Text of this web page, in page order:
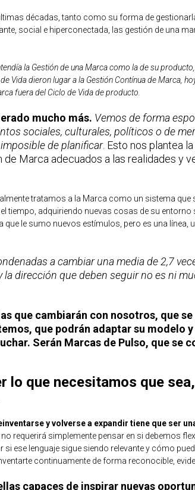
décadas, tanto como su forma de
social e hiperconectada, las gestión de una
la Gestión de una Marca como la de su
Vida dieron lugar a la Gestión Contínua de Marca,
fuera del Ciclo de Vida de producto.
mucho más. Vemos de forma
sociales, culturales, políticos o de
de planificar. Esto nos plantea
Marca adecuados a las realidades y
tratamos a la Marca como un sistema que
tiempo, adquiriendo nuevas cosas de su entorno
que le sumo nuevos estímulos, pero es una línea,
a cambiar una media de 2,7
dirección que deben seguir no es ni
que cambiarán con nosotros, que
que podrán adaptar su modelo
Serán Marcas de Pulso, que se
lo que necesitamos que
y volverse a expandir tiene que ser
no requerirá simplemente pensar en si debemos
ese lenguaje sigue siendo relevante y cómo
continuamente de forma reconocible,
capaces de inspirar nuevas